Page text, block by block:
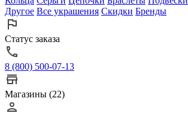
Другое Все украшения Скидки Бренды
Статус заказа
8 (800) 500-07-13
Магазины (22)